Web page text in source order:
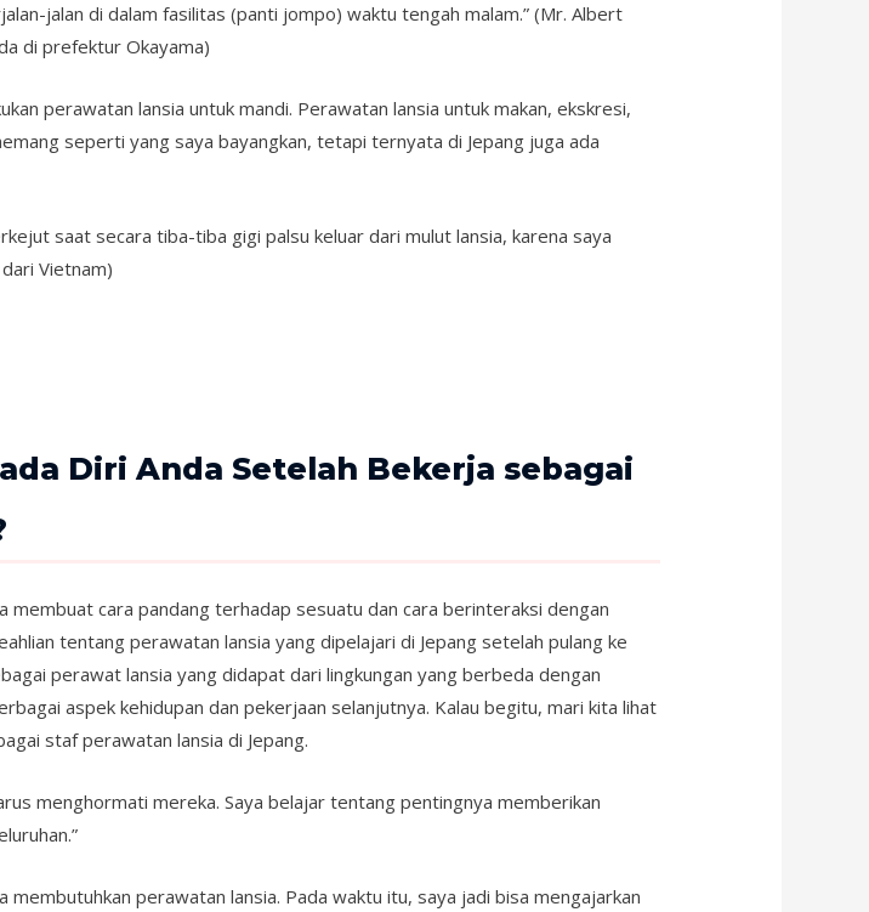
jalan di dalam fasilitas (panti jompo) waktu tengah malam.” (Mr. Albert
di prefektur Okayama)
perawatan lansia untuk mandi. Perawatan lansia untuk makan, ekskresi,
seperti yang saya bayangkan, tetapi ternyata di Jepang juga ada
saat secara tiba-tiba gigi palsu keluar dari mulut lansia, karena saya
Vietnam)
Diri Anda Setelah Bekerja sebagai
cara pandang terhadap sesuatu dan cara berinteraksi dengan
tentang perawatan lansia yang dipelajari di Jepang setelah pulang ke
perawat lansia yang didapat dari lingkungan yang berbeda dengan
aspek kehidupan dan pekerjaan selanjutnya. Kalau begitu, mari kita lihat
staf perawatan lansia di Jepang.
menghormati mereka. Saya belajar tentang pentingnya memberikan
membutuhkan perawatan lansia. Pada waktu itu, saya jadi bisa mengajarkan